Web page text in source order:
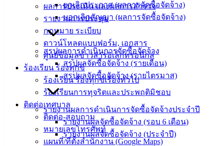
ผลการประเมิน และผลการสำรวจ
รายงานการประชุม
กฎหมาย ระเบียบ
ดาวน์โหลดแบบฟอร์ม, เอกสาร
ศูนย์ข้อมูลข่าวสารอิเล็กทรอนิกส์
ร้องเรียน ร้องทุกข์
ร้องเรียน ร้องทุกข์เรื่องทั่วไป
ร้องเรียนการทุจริตและประพฤติมิชอบ
ติดต่อเทศบาล
ติดต่อ-สอบถาม
หมายเลขโทรศัพท์
แผนที่/ที่ตั้งสำนักงาน (Google Maps)
ยกเลิกประกาศ (ผลการจัดซื้อจัดจ้าง)
บอกเลิกสัญญา (ผลการจัดซื้อจัดจ้าง)
สรุปผลการดำเนินการจัดซื้อจัดจ้าง
สรุปผลจัดซื้อจัดจ้าง (รายเดือน)
สรุปผลจัดซื้อจัดจ้าง (รายไตรมาส)
รายงานผลการดำเนินการจัดซื้อจัดจ้างประจำปี
รายงานผลจัดซื้อจัดจ้าง (รอบ 6 เดือน)
รายงานผลจัดซื้อจัดจ้าง (ประจำปี)